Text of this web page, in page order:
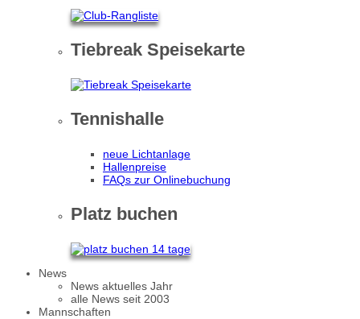
Tiebreak Speisekarte
Tennishalle
neue Lichtanlage
Hallenpreise
FAQs zur Onlinebuchung
Platz buchen
News
News aktuelles Jahr
alle News seit 2003
Mannschaften